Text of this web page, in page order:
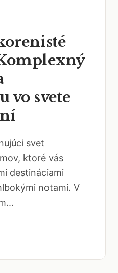
vo svete
svet
ktoré vás
destináciami
notami. V